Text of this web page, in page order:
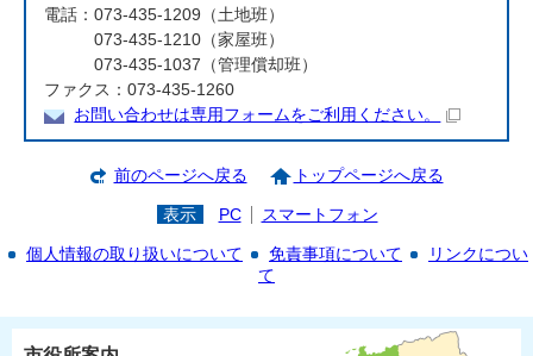
電話：073-435-1209（土地班）
073-435-1210（家屋班）
073-435-1037（管理償却班）
ファクス：073-435-1260
お問い合わせは専用フォームをご利用ください。
前のページへ戻る トップページへ戻る
表示 PC スマートフォン
個人情報の取り扱いについて 免責事項について
リンクについ
て